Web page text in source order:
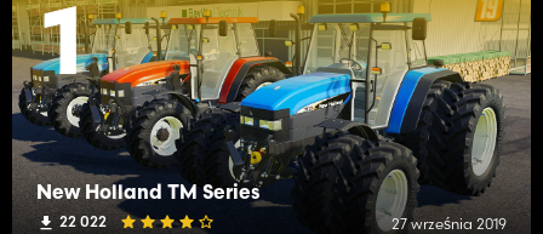
1
New Holland TM Series
22 022 27 września 2019